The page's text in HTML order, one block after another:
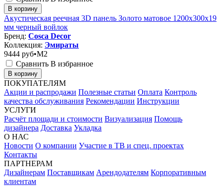
В корзину
Акустическая реечная 3D панель Золото матовое 1200x300x19
мм черный войлок
Бренд: Cosca Decor
Коллекция: Эмираты
9444 руб•M2
Сравнить В избранное
В корзину
ПОКУПАТЕЛЯМ
Акции и распродажи Полезные статьи Оплата Контроль
качества обслуживания Рекомендации Инструкции
УСЛУГИ
Расчёт площади и стоимости Визуализация Помощь
дизайнера Доставка Укладка
О НАС
Новости О компании Участие в ТВ и спец. проектах
Контакты
ПАРТНЕРАМ
Дизайнерам Поставщикам Арендодателям Корпоративным
клиентам